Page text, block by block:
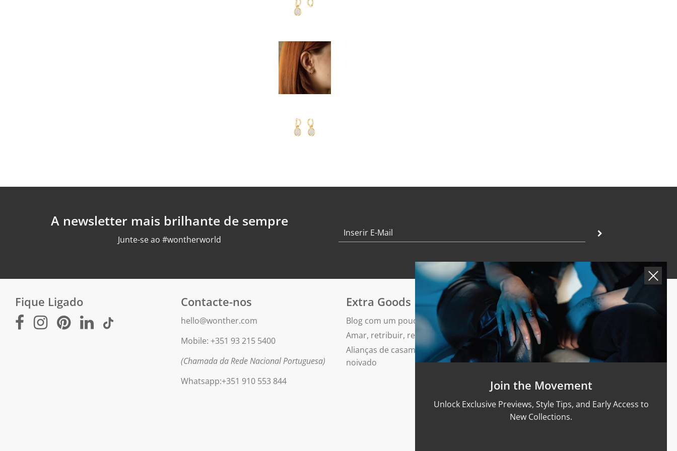
A newsletter mais brilhante de sempre
Junte-se ao #wontherworld
Fique Ligado Contacte-nos
hello@wonther.com
Mobile: +351 93 215 5400
(Chamada da Rede Nacional Portuguesa)
Whatsapp:+351 910 553 844
Extra Goods
Blog com um pouco de brilho extra
Amar, retribuir, repetir
Alianças de casamento e anéis de
noivado
Apoio
Guia de Tamanhos
Materiais & Cuidados
Termos de serviço
Política de Reembolso
Shipping and Sales Policy
Certification
Privacy Policy
Join the Movement
Unlock Exclusive Previews, Style Tips, and Early Access to
New Collections.